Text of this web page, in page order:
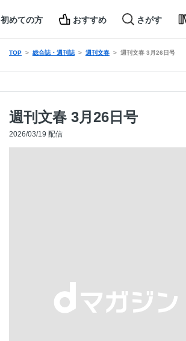
初めての方 おすすめ さがす
TOP 総合誌・週刊誌 週刊文春 週刊文春 3月26日号
週刊文春 3月26日号
2026/03/19 配信